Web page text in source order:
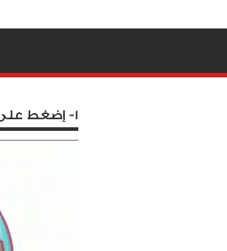
1- إضغط على الصورة للتفاصيل